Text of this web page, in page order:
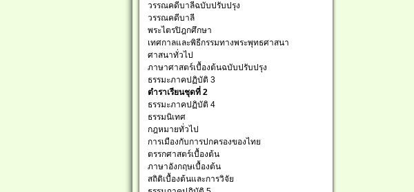
วรรณคดีบาลีฉบับปรับปรุง
วรรณคดีบาลี
พระไตรปิฎกศึกษา
เทศกาลและพิธีกรรมทางพระพุทธศาสนา
ศาสนาทั่วไป
ภาษาศาสตร์เบื้องต้นฉบับปรับปรุง
ธรรมะภาคปฏิบัติ 3
ตำราเรียนชุดที่ 2
ธรรมะภาคปฏิบัติ 4
ธรรมนิเทศ
กฎหมายทั่วไป
การเมืองกับการปกครองของไทย
ตรรกศาสตร์เบื้องต้น
ภาษาอังกฤษเบื้องต้น
สถิติเบื้องต้นและการวิจัย